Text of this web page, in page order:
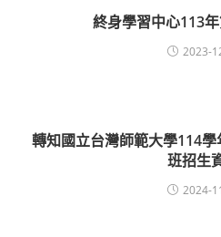
終身學習中心113
2023-
轉知國立台灣師範大學114
班招生
2024-